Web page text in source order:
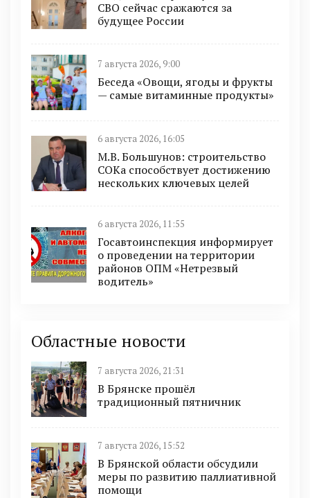
СВО сейчас сражаются за
будущее России
7 августа 2026, 9:00
Беседа «Овощи, ягоды и фрукты
— самые витаминные продукты»
6 августа 2026, 16:05
М.В. Большунов: строительство
СОКа способствует достижению
нескольких ключевых целей
6 августа 2026, 11:55
Госавтоинспекция информирует
о проведении на территории
районов ОПМ «Нетрезвый
водитель»
Областные новости
7 августа 2026, 21:31
В Брянске прошёл
традиционный пятничник
7 августа 2026, 15:52
В Брянской области обсудили
меры по развитию паллиативной
помощи